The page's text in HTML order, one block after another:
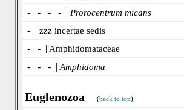
- - - - | Prorocentrum micans
- | zzz incertae sedis
- - | Amphidomataceae
- - - | Amphidoma
Euglenozoa (back to top)